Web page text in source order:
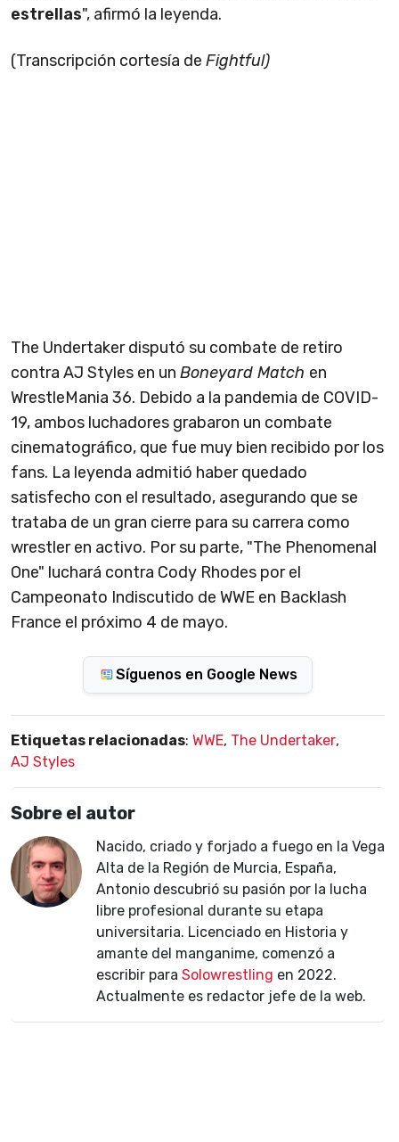
estrellas", afirmó la leyenda.
(Transcripción cortesía de Fightful)
The Undertaker disputó su combate de retiro
contra AJ Styles en un Boneyard Match en
WrestleMania 36. Debido a la pandemia de COVID-
19, ambos luchadores grabaron un combate
cinematográfico, que fue muy bien recibido por los
fans. La leyenda admitió haber quedado
satisfecho con el resultado, asegurando que se
trataba de un gran cierre para su carrera como
wrestler en activo. Por su parte, "The Phenomenal
One" luchará contra Cody Rhodes por el
Campeonato Indiscutido de WWE en Backlash
France el próximo 4 de mayo.
Síguenos en Google News
Etiquetas relacionadas: WWE, The Undertaker,
AJ Styles
Sobre el autor
Nacido, criado y forjado a fuego en la Vega
Alta de la Región de Murcia, España,
Antonio descubrió su pasión por la lucha
libre profesional durante su etapa
universitaria. Licenciado en Historia y
amante del manganime, comenzó a
escribir para Solowrestling en 2022.
Actualmente es redactor jefe de la web.